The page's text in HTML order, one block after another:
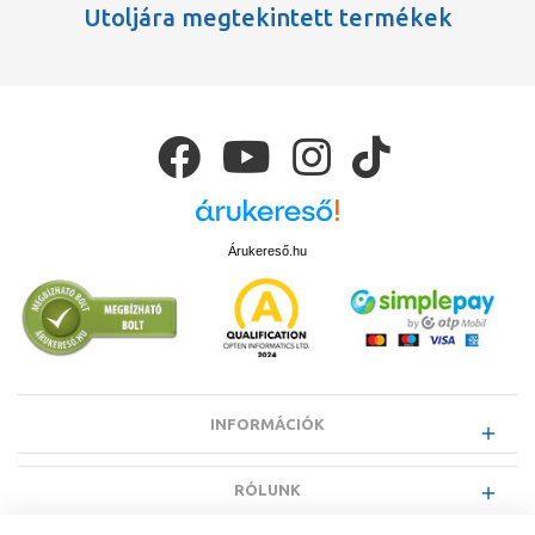
Utoljára megtekintett termékek
Árukereső.hu
INFORMÁCIÓK
RÓLUNK